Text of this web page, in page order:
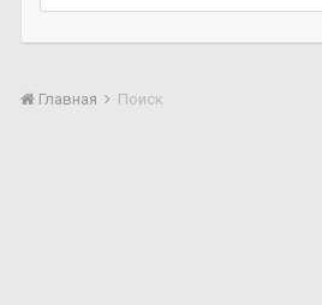
Главная Поиск